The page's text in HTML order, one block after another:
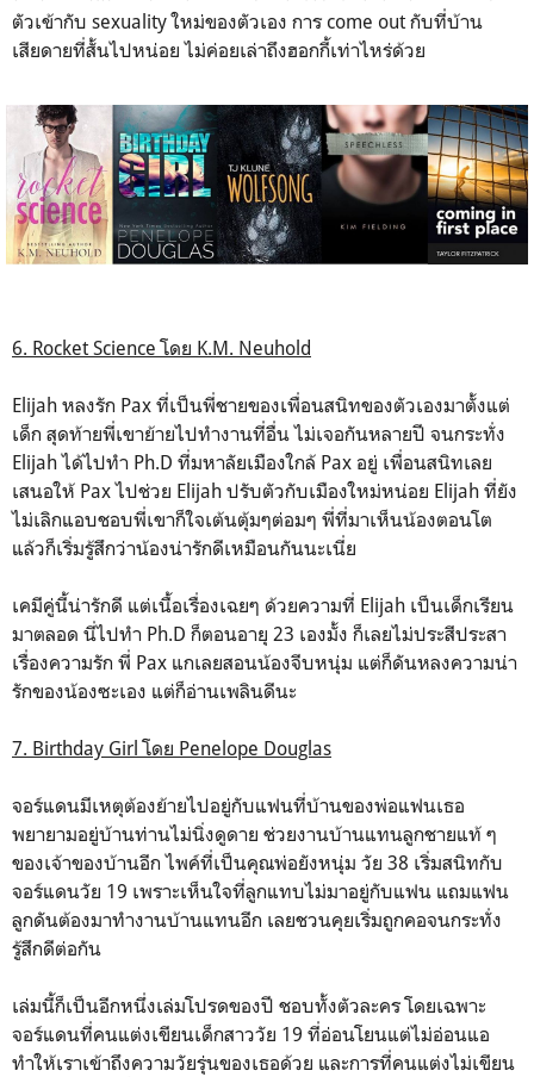
ตัวเข้ากับ sexuality ใหม่ของตัวเอง การ come out กับที่บ้าน
เสียดายที่สั้นไปหน่อย ไม่ค่อยเล่าถึงฮอกกี้เท่าไหร่ด้วย
6. Rocket Science โดย K.M. Neuhold
Elijah หลงรัก Pax ที่เป็นพี่ชายของเพื่อนสนิทของตัวเองมาตั้งแต่
เด็ก สุดท้ายพี่เขาย้ายไปทำงานที่อื่น ไม่เจอกันหลายปี จนกระทั่ง
Elijah ได้ไปทำ Ph.D ที่มหาลัยเมืองใกล้ Pax อยู่ เพื่อนสนิทเลย
เสนอให้ Pax ไปช่วย Elijah ปรับตัวกับเมืองใหม่หน่อย Elijah ที่ยัง
ไม่เลิกแอบชอบพี่เขาก็ใจเต้นตุ้มๆต่อมๆ พี่ที่มาเห็นน้องตอนโต
แล้วก็เริ่มรู้สึกว่าน้องน่ารักดีเหมือนกันนะเนี่ย
เคมีคู่นี้น่ารักดี แต่เนื้อเรื่องเฉยๆ ด้วยความที่ Elijah เป็นเด็กเรียน
มาตลอด นี่ไปทำ Ph.D ก็ตอนอายุ 23 เองมั้ง ก็เลยไม่ประสีประสา
เรื่องความรัก พี่ Pax แกเลยสอนน้องจีบหนุ่ม แต่ก็ดันหลงความน่า
รักของน้องซะเอง แต่ก็อ่านเพลินดีนะ
7. Birthday Girl โดย Penelope Douglas
จอร์แดนมีเหตุต้องย้ายไปอยู่กับแฟนที่บ้านของพ่อแฟนเธอ
พยายามอยู่บ้านท่านไม่นิ่งดูดาย ช่วยงานบ้านแทนลูกชายแท้ ๆ
ของเจ้าของบ้านอีก ไพค์ที่เป็นคุณพ่อยังหนุ่ม วัย 38 เริ่มสนิทกับ
จอร์แดนวัย 19 เพราะเห็นใจที่ลูกแทบไม่มาอยู่กับแฟน แถมแฟน
ลูกดันต้องมาทำงานบ้านแทนอีก เลยชวนคุยเริ่มถูกคอจนกระทั่ง
รู้สึกดีต่อกัน
เล่มนี้ก็เป็นอีกหนึ่งเล่มโปรดของปี ชอบทั้งตัวละคร โดยเฉพาะ
จอร์แดนที่คนแต่งเขียนเด็กสาววัย 19 ที่อ่อนโยนแต่ไม่อ่อนแอ
ทำให้เราเข้าถึงความวัยรุ่นของเธอด้วย และการที่คนแต่งไม่เขียน